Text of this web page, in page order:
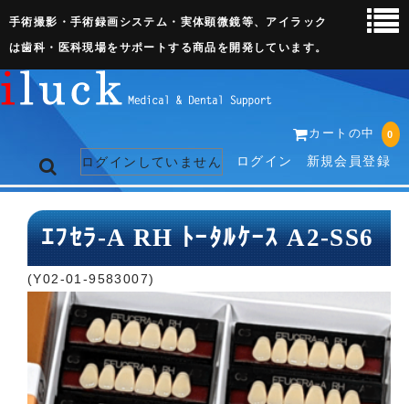
手術撮影・手術録画システム・実体顕微鏡等、アイラック
は歯科・医科現場をサポートする商品を開発しています。
カートの中 0
ログインしていません ログイン 新規会員登録
トップページ
歯科関連機器
術野撮影キット
3D実体顕微鏡
ｴﾌｾﾗ-A RH ﾄｰﾀﾙｹｰｽ A2-SS6
(Y02-01-9583007)